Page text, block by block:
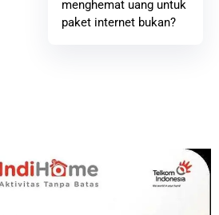
menghemat uang untuk
paket internet bukan?